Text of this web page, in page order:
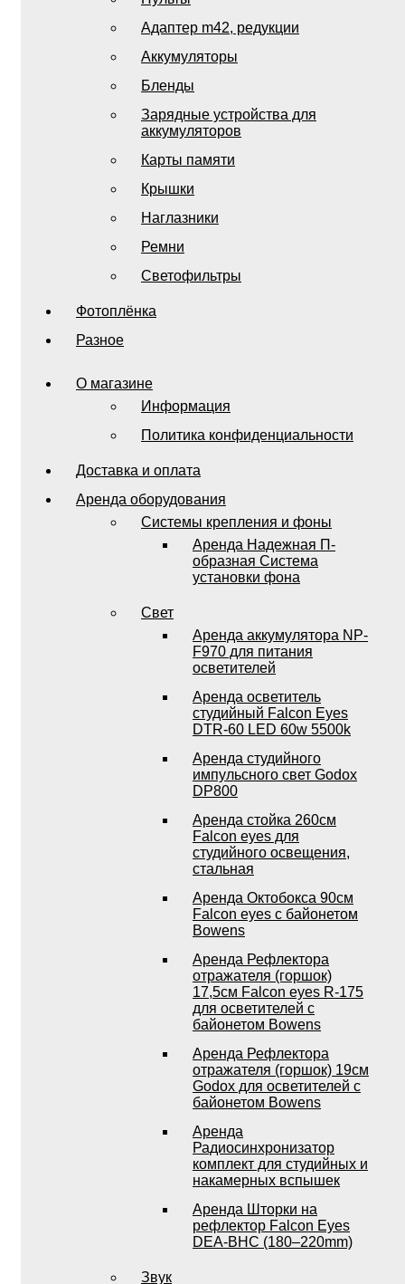
Адаптер m42, редукции
Аккумуляторы
Бленды
Зарядные устройства для
аккумуляторов
Карты памяти
Крышки
Наглазники
Ремни
Светофильтры
Фотоплёнка
Разное
О магазине
Информация
Политика конфиденциальности
Доставка и оплата
Аренда оборудования
Системы крепления и фоны
Аренда Надежная П-
образная Система
установки фона
Свет
Аренда аккумулятора NP-
F970 для питания
осветителей
Аренда осветитель
студийный Falcon Eyes
DTR-60 LED 60w 5500k
Аренда студийного
импульсного свет Godox
DP800
Аренда стойка 260см
Falcon eyes для
студийного освещения,
стальная
Аренда Октобокса 90см
Falcon eyes с байонетом
Bowens
Аренда Рефлектора
отражателя (горшок)
17,5см Falcon eyes R-175
для осветителей с
байонетом Bowens
Аренда Рефлектора
отражателя (горшок) 19см
Godox для осветителей с
байонетом Bowens
Аренда
Радиосинхронизатор
комплект для студийных и
накамерных вспышек
Аренда Шторки на
рефлектор Falcon Eyes
DEA-BHC (180–220mm)
Звук